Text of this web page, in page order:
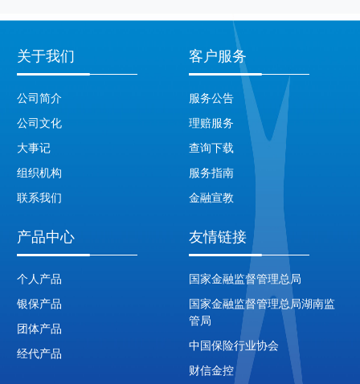
关于我们
公司简介
公司文化
大事记
组织机构
联系我们
客户服务
服务公告
理赔服务
查询下载
服务指南
金融宣教
产品中心
个人产品
银保产品
团体产品
经代产品
友情链接
国家金融监督管理总局
国家金融监督管理总局湖南监
管局
中国保险行业协会
财信金控